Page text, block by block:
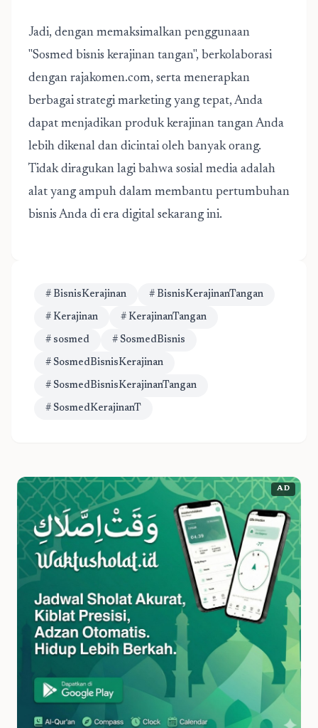
Jadi, dengan memaksimalkan penggunaan
"Sosmed bisnis kerajinan tangan", berkolaborasi
dengan rajakomen.com, serta menerapkan
berbagai strategi marketing yang tepat, Anda
dapat menjadikan produk kerajinan tangan Anda
lebih dikenal dan dicintai oleh banyak orang.
Tidak diragukan lagi bahwa sosial media adalah
alat yang ampuh dalam membantu pertumbuhan
bisnis Anda di era digital sekarang ini.
# BisnisKerajinan # BisnisKerajinanTangan
# Kerajinan # KerajinanTangan
# sosmed # SosmedBisnis
# SosmedBisnisKerajinan
# SosmedBisnisKerajinanTangan
# SosmedKerajinanT
AD